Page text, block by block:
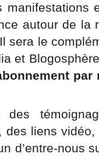
manifestations
autour de la
sera le
et
par
des
des liens
d’entre-nous